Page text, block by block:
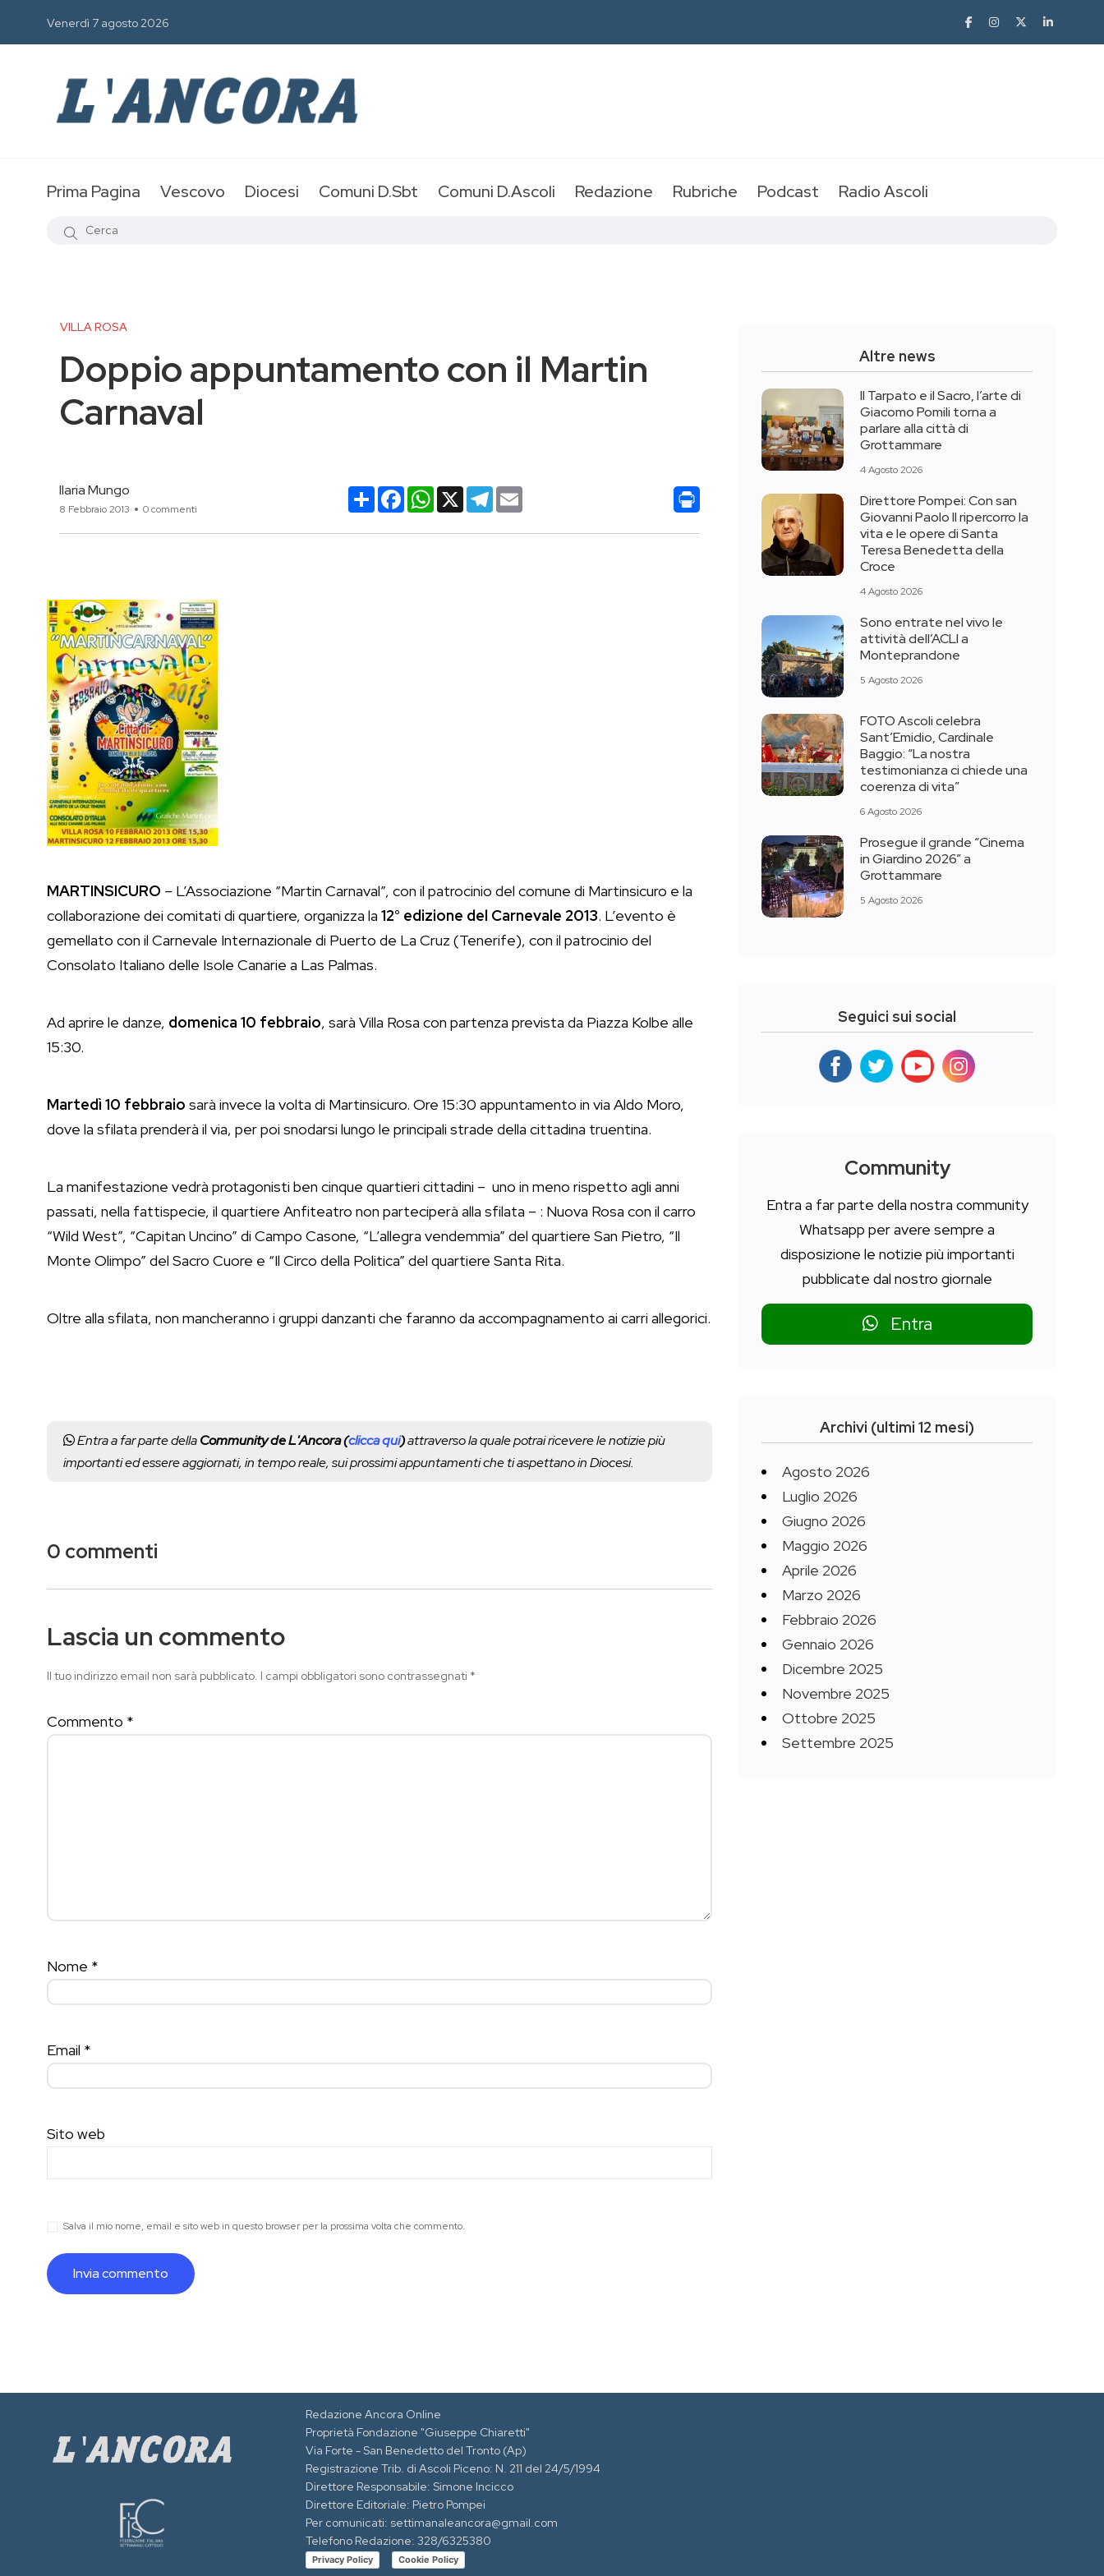
Venerdì 7 agosto 2026
Prima Pagina Vescovo Diocesi Comuni D.Sbt Comuni D.Ascoli Redazione Rubriche Podcast Radio Ascoli
VILLA ROSA
Doppio appuntamento con il Martin
Carnaval
Ilaria Mungo
8 Febbraio 2013 0 commenti
CondividiFacebookWhatsApp
X Telegram
MARTINSICURO – L’Associazione “Martin Carnaval”, con il patrocinio del comune di Martinsicuro e la
collaborazione dei comitati di quartiere, organizza la 12° edizione del Carnevale 2013. L’evento è
gemellato con il Carnevale Internazionale di Puerto de La Cruz (Tenerife), con il patrocinio del
Consolato Italiano delle Isole Canarie a Las Palmas.
Ad aprire le danze, domenica 10 febbraio, sarà Villa Rosa con partenza prevista da Piazza Kolbe alle
15:30.
Martedì 10 febbraio sarà invece la volta di Martinsicuro. Ore 15:30 appuntamento in via Aldo Moro,
dove la sfilata prenderà il via, per poi snodarsi lungo le principali strade della cittadina truentina.
La manifestazione vedrà protagonisti ben cinque quartieri cittadini – uno in meno rispetto agli anni
passati, nella fattispecie, il quartiere Anfiteatro non parteciperà alla sfilata – : Nuova Rosa con il carro
“Wild West”, “Capitan Uncino” di Campo Casone, “L’allegra vendemmia” del quartiere San Pietro, “Il
Monte Olimpo” del Sacro Cuore e “Il Circo della Politica” del quartiere Santa Rita.
Oltre alla sfilata, non mancheranno i gruppi danzanti che faranno da accompagnamento ai carri allegorici.
Entra a far parte dellaCommunity de L'Ancora (clicca qui)attraverso la quale potrai ricevere le notizie più
importanti ed essere aggiornati, in tempo reale, sui prossimi appuntamenti che ti aspettano in Diocesi.
0 commenti
Lascia un commento
Il tuo indirizzo email non sarà pubblicato. I campi obbligatori sono contrassegnati *
Commento *
Nome *
Email *
Sito web
Salva il mio nome, email e sito web in questo browser per la prossima volta che commento.
Altre news
Il Tarpato e il Sacro, l’arte di
Giacomo Pomili torna a
parlare alla città di
Grottammare
4 Agosto 2026
Direttore Pompei: Con san
Giovanni Paolo II ripercorro la
vita e le opere di Santa
Teresa Benedetta della
Croce
4 Agosto 2026
Sono entrate nel vivo le
attività dell’ACLI a
Monteprandone
5 Agosto 2026
FOTO Ascoli celebra
Sant’Emidio, Cardinale
Baggio: “La nostra
testimonianza ci chiede una
coerenza di vita”
6 Agosto 2026
Prosegue il grande “Cinema
in Giardino 2026” a
Grottammare
5 Agosto 2026
Seguici sui social
Community
Entra a far parte della nostra community
Whatsapp per avere sempre a
disposizione le notizie più importanti
pubblicate dal nostro giornale
Entra
Archivi (ultimi 12 mesi)
Agosto 2026
Luglio 2026
Giugno 2026
Maggio 2026
Aprile 2026
Marzo 2026
Febbraio 2026
Gennaio 2026
Dicembre 2025
Novembre 2025
Ottobre 2025
Settembre 2025
Redazione Ancora Online
Proprietà Fondazione "Giuseppe Chiaretti"
Via Forte - San Benedetto del Tronto (Ap)
Registrazione Trib. di Ascoli Piceno: N. 211 del 24/5/1994
Direttore Responsabile: Simone Incicco
Direttore Editoriale: Pietro Pompei
Per comunicati: settimanaleancora@gmail.com
Telefono Redazione: 328/6325380
Privacy Policy Cookie Policy